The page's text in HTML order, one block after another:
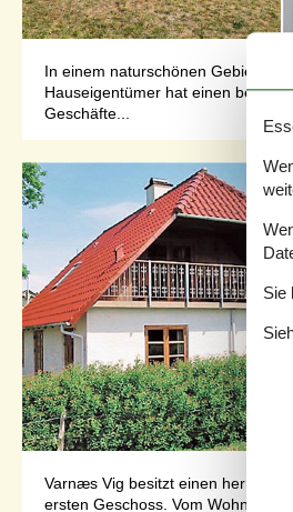
In einem naturschönen Gebiet
Hauseigentümer hat einen
Geschäfte...
Varnæs Vig besitzt einen
ersten Geschoss. Vom
Sie